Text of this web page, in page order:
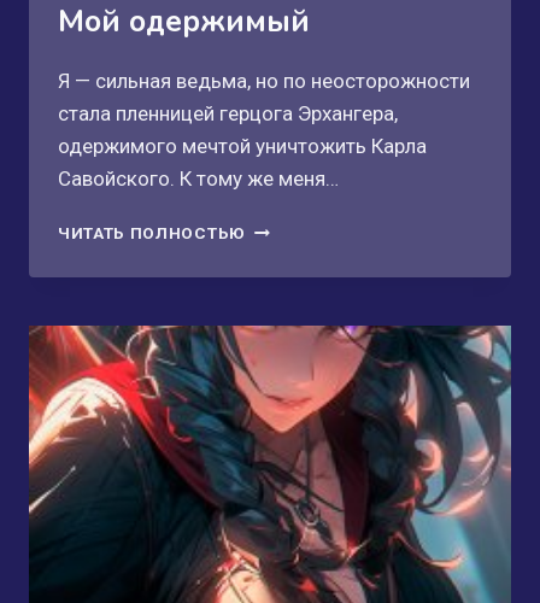
Мой одержимый
Я — сильная ведьма, но по неосторожности
стала пленницей герцога Эрхангера,
одержимого мечтой уничтожить Карла
Савойского. К тому же меня…
ЧИТАТЬ ПОЛНОСТЬЮ МОЙ